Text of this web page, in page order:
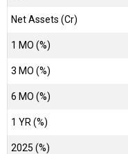
Net Assets (Cr)
1 MO (%)
3 MO (%)
6 MO (%)
1 YR (%)
2025 (%)